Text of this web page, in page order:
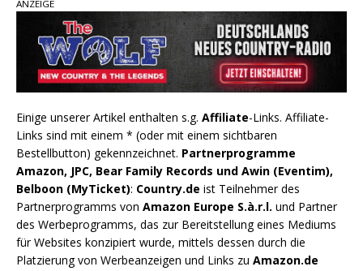
ANZEIGE
Einige unserer Artikel enthalten s.g. Affiliate-Links. Affiliate-
Links sind mit einem * (oder mit einem sichtbaren
Bestellbutton) gekennzeichnet. Partnerprogramme
Amazon, JPC, Bear Family Records und Awin (Eventim),
Belboon (MyTicket): Country.de ist Teilnehmer des
Partnerprogramms von Amazon Europe S.à.r.l. und Partner
des Werbeprogramms, das zur Bereitstellung eines Mediums
für Websites konzipiert wurde, mittels dessen durch die
Platzierung von Werbeanzeigen und Links zu Amazon.de